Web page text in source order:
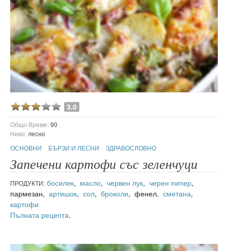
3.0
Общо Време:90
Ниво: лесно
ОСНОВНИ
БЪРЗИ И ЛЕСНИ ЗДРАВОСЛОВНО
Запечени картофи със зеленчуци
ПРОДУКТИ: босилек, масло, червен лук, черен пипер,
пармезан, артишок, сол, броколи, фенел, сметана,
картофи
Пълната рецепта.